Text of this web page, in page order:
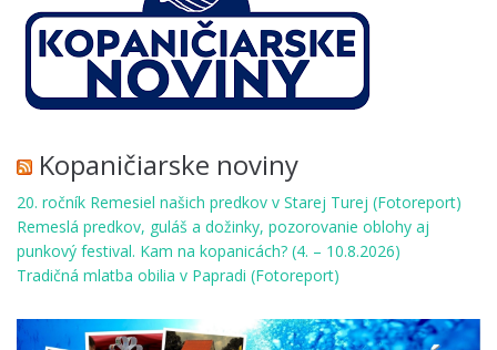
Kopaničiarske noviny
20. ročník Remesiel našich predkov v Starej Turej (Fotoreport)
Remeslá predkov, guláš a dožinky, pozorovanie oblohy aj
punkový festival. Kam na kopanicách? (4. – 10.8.2026)
Tradičná mlatba obilia v Papradi (Fotoreport)